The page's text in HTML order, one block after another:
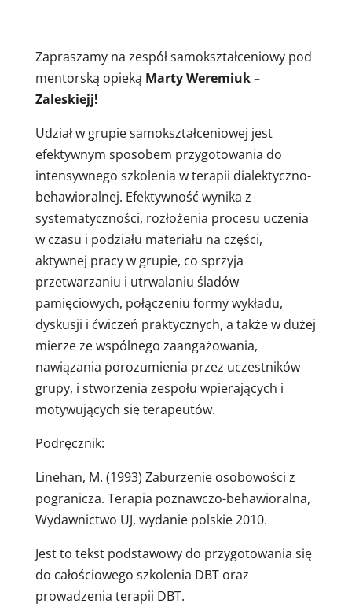
Zapraszamy na zespół samokształceniowy pod
mentorską opieką Marty Weremiuk –
Zaleskiejj!
Udział w grupie samokształceniowej jest
efektywnym sposobem przygotowania do
intensywnego szkolenia w terapii dialektyczno-
behawioralnej. Efektywność wynika z
systematyczności, rozłożenia procesu uczenia
w czasu i podziału materiału na części,
aktywnej pracy w grupie, co sprzyja
przetwarzaniu i utrwalaniu śladów
pamięciowych, połączeniu formy wykładu,
dyskusji i ćwiczeń praktycznych, a także w dużej
mierze ze wspólnego zaangażowania,
nawiązania porozumienia przez uczestników
grupy, i stworzenia zespołu wpierających i
motywujących się terapeutów.
Podręcznik:
Linehan, M. (1993) Zaburzenie osobowości z
pogranicza. Terapia poznawczo-behawioralna,
Wydawnictwo UJ, wydanie polskie 2010.
Jest to tekst podstawowy do przygotowania się
do całościowego szkolenia DBT oraz
prowadzenia terapii DBT.